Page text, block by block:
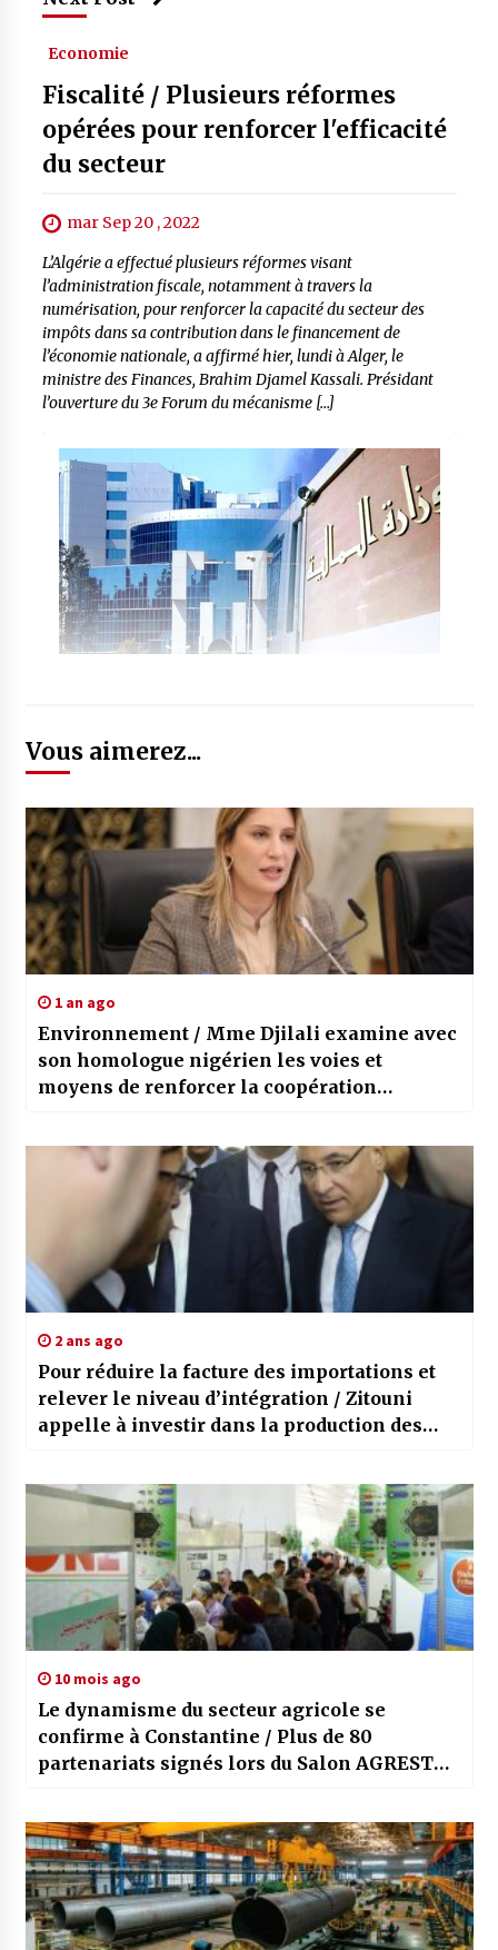
Economie
Fiscalité / Plusieurs réformes
opérées pour renforcer l'efficacité
du secteur
mar Sep 20 , 2022
L’Algérie a effectué plusieurs réformes visant
l’administration fiscale, notamment à travers la
numérisation, pour renforcer la capacité du secteur des
impôts dans sa contribution dans le financement de
l’économie nationale, a affirmé hier, lundi à Alger, le
ministre des Finances, Brahim Djamel Kassali. Présidant
l’ouverture du 3e Forum du mécanisme […]
Vous aimerez...
1 an ago
Environnement / Mme Djilali examine avec
son homologue nigérien les voies et
moyens de renforcer la coopération
2 ans ago
Pour réduire la facture des importations et
relever le niveau d’intégration / Zitouni
appelle à investir dans la production des
10 mois ago
Le dynamisme du secteur agricole se
confirme à Constantine / Plus de 80
partenariats signés lors du Salon AGREST